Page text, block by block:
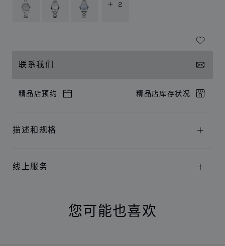
+ 2
联系我们
精品店预约 精品店库存状况
描述和规格
线上服务
您可能也喜欢